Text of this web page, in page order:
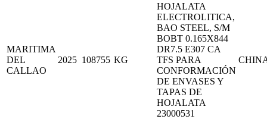
MARITIMA
DEL
CALLAO
2025 108755 KG
HOJALATA
ELECTROLITICA,
BAO STEEL, S/M
BOBT 0.165X844
DR7.5 E307 CA
TFS PARA
CONFORMACIÓN
DE ENVASES Y
TAPAS DE
HOJALATA
23000531